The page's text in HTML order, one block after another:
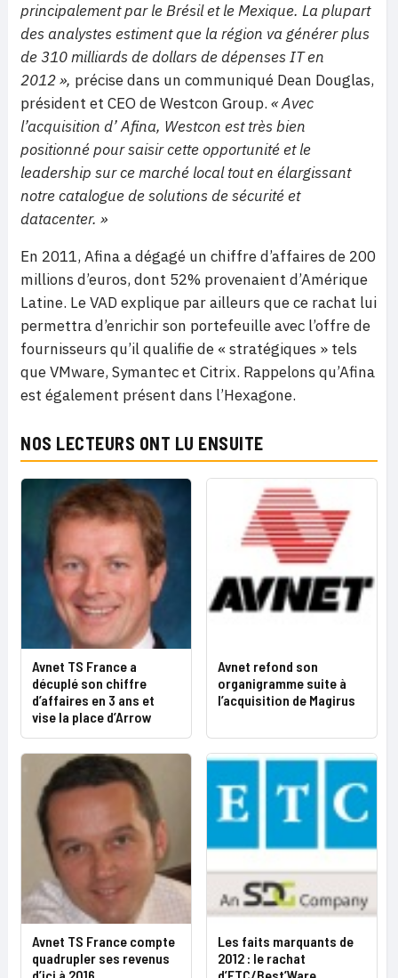
principalement par le Brésil et le Mexique. La plupart
des analystes estiment que la région va générer plus
de 310 milliards de dollars de dépenses IT en
2012 », précise dans un communiqué Dean Douglas,
président et CEO de Westcon Group. « Avec
l’acquisition d’ Afina, Westcon est très bien
positionné pour saisir cette opportunité et le
leadership sur ce marché local tout en élargissant
notre catalogue de solutions de sécurité et
datacenter. »
En 2011, Afina a dégagé un chiffre d’affaires de 200
millions d’euros, dont 52% provenaient d’Amérique
Latine. Le VAD explique par ailleurs que ce rachat lui
permettra d’enrichir son portefeuille avec l’offre de
fournisseurs qu’il qualifie de « stratégiques » tels
que VMware, Symantec et Citrix. Rappelons qu’Afina
est également présent dans l’Hexagone.
NOS LECTEURS ONT LU ENSUITE
Avnet TS France a
décuplé son chiffre
d’affaires en 3 ans et
vise la place d’Arrow
Avnet refond son
organigramme suite à
l’acquisition de Magirus
Avnet TS France compte
quadrupler ses revenus
Les faits marquants de
2012 : le rachat